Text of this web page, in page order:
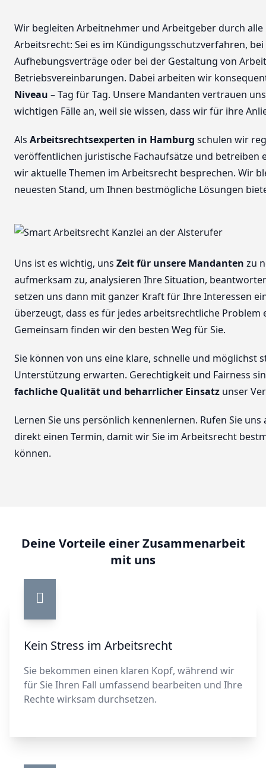
Wir begleiten Arbeitnehmer und Arbeitgeber durch
Arbeitsrecht: Sei es im Kündigungsschutzverfahren,
Aufhebungsverträge oder bei der Gestaltung von
Betriebsvereinbarungen. Dabei arbeiten wir
Niveau – Tag für Tag. Unsere Mandanten vertrauen
wichtigen Fälle an, weil sie wissen, dass wir für ihre
Als Arbeitsrechtsexperten in Hamburg schulen wir
veröffentlichen juristische Fachaufsätze und betreiben
wir aktuelle Themen im Arbeitsrecht besprechen. Wir
neuesten Stand, um Ihnen bestmögliche Lösungen
Uns ist es wichtig, uns Zeit für unsere Mandanten zu
aufmerksam zu, analysieren Ihre Situation,
setzen uns dann mit ganzer Kraft für Ihre Interessen
überzeugt, dass es für jedes arbeitsrechtliche Problem
Gemeinsam finden wir den besten Weg für Sie.
Sie können von uns eine klare, schnelle und möglichst
Unterstützung erwarten. Gerechtigkeit und Fairness
fachliche Qualität und beharrlicher Einsatz unser
Lernen Sie uns persönlich kennenlernen. Rufen Sie
direkt einen Termin, damit wir Sie im Arbeitsrecht
können.
Deine Vorteile einer Zusammenarbeit
mit uns
Kein Stress im Arbeitsrecht
Sie bekommen einen klaren Kopf, während wir
für Sie Ihren Fall umfassend bearbeiten und Ihre
Rechte wirksam durchsetzen.